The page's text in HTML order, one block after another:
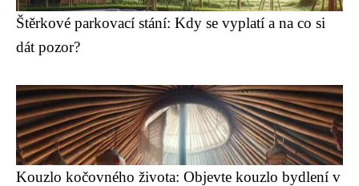
Štěrkové parkovací stání: Kdy se vyplatí a na co si
dát pozor?
Kouzlo kočovného života: Objevte kouzlo bydlení v